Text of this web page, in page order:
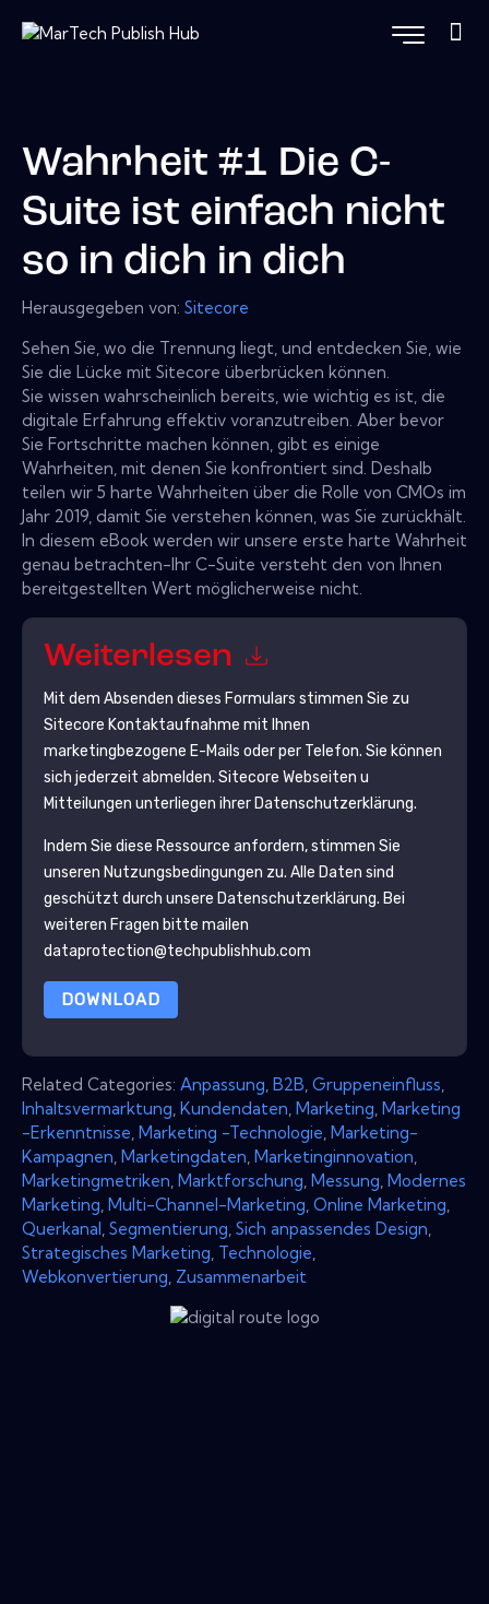
Wahrheit #1 Die C-
Suite ist einfach nicht
so in dich in dich
Herausgegeben von: Sitecore
Sehen Sie, wo die Trennung liegt, und entdecken Sie, wie
Sie die Lücke mit Sitecore überbrücken können.
Sie wissen wahrscheinlich bereits, wie wichtig es ist, die
digitale Erfahrung effektiv voranzutreiben. Aber bevor
Sie Fortschritte machen können, gibt es einige
Wahrheiten, mit denen Sie konfrontiert sind. Deshalb
teilen wir 5 harte Wahrheiten über die Rolle von CMOs im
Jahr 2019, damit Sie verstehen können, was Sie zurückhält.
In diesem eBook werden wir unsere erste harte Wahrheit
genau betrachten-Ihr C-Suite versteht den von Ihnen
bereitgestellten Wert möglicherweise nicht.
Weiterlesen
Mit dem Absenden dieses Formulars stimmen Sie zu
Sitecore Kontaktaufnahme mit Ihnen
marketingbezogene E-Mails oder per Telefon. Sie können
sich jederzeit abmelden. Sitecore Webseiten u
Mitteilungen unterliegen ihrer Datenschutzerklärung.
Indem Sie diese Ressource anfordern, stimmen Sie
unseren Nutzungsbedingungen zu. Alle Daten sind
geschützt durch unsere Datenschutzerklärung. Bei
weiteren Fragen bitte mailen
dataprotection@techpublishhub.com
DOWNLOAD
Related Categories: Anpassung B2B Gruppeneinfluss
Inhaltsvermarktung Kundendaten Marketing Marketing
-Erkenntnisse Marketing -Technologie Marketing-
Kampagnen Marketingdaten Marketinginnovation
Marketingmetriken Marktforschung Messung Modernes
Marketing Multi-Channel-Marketing Online Marketing
Querkanal Segmentierung Sich anpassendes Design
Strategisches Marketing Technologie
Webkonvertierung Zusammenarbeit